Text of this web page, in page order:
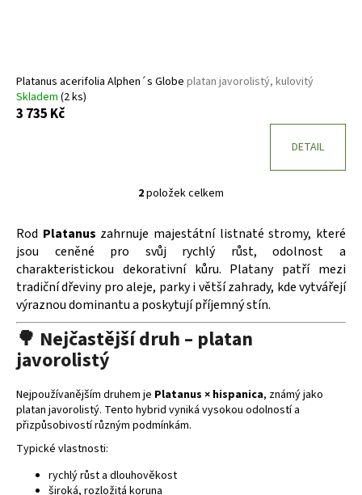
Platanus acerifolia Alphen´s Globe platan javorolistý, kulovitý
Skladem (2 ks)
3 735 Kč
DETAIL
O
l
á
d
a
c
í
p
k
y
v
2položek celkem
Rod Platanus zahrnuje majestátní listnaté stromy, které
jsou ceněné pro svůj rychlý růst, odolnost a
charakteristickou dekorativní kůru. Platany patří mezi
tradiční dřeviny pro aleje, parky i větší zahrady, kde vytvářejí
výraznou dominantu a poskytují příjemný stín.
🌳 Nejčastější druh – platan
javorolistý
Nejpoužívanějším druhem je Platanus × hispanica, známý jako
platan javorolistý. Tento hybrid vyniká vysokou odolností a
přizpůsobivostí různým podmínkám.
Typické vlastnosti:
rychlý růst a dlouhověkost
široká, rozložitá koruna